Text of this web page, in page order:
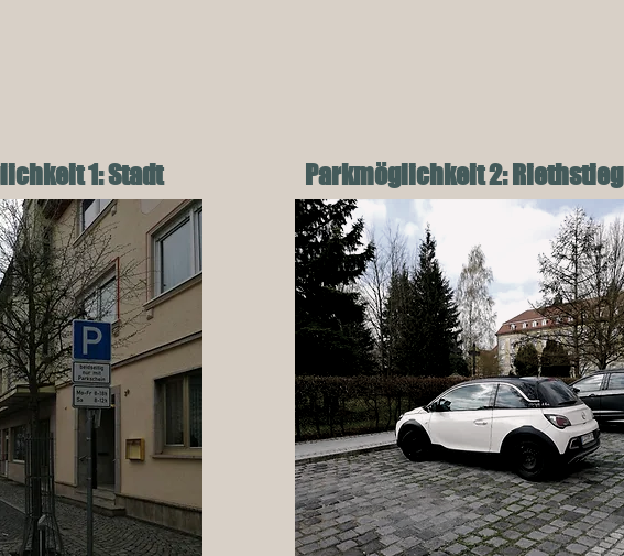
1: Stadt Parkmöglichkeit 2: Riethstieg